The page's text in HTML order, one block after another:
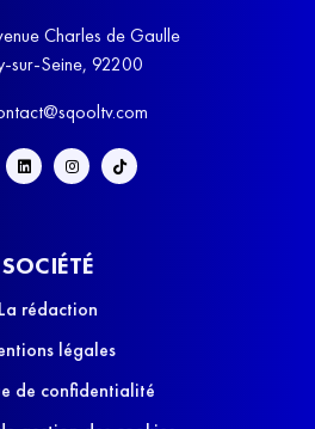
Charles de Gaulle
sur-Seine, 92200
SOCIÉTÉ
La rédaction
légales
de confidentialité